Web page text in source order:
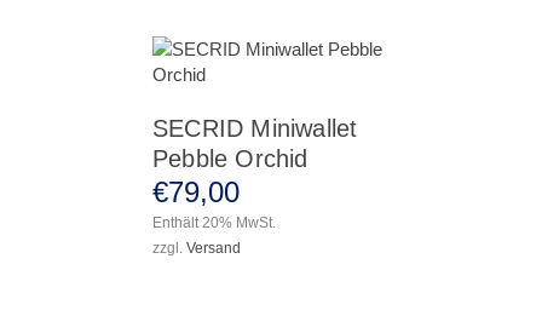
SECRID Miniwallet
Pebble Orchid
€79,00
Enthält 20% MwSt.
zzgl.Versand